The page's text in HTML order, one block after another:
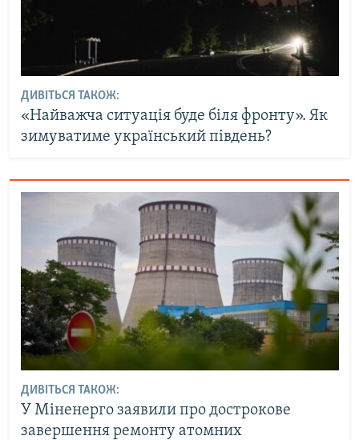
ДИВІТЬСЯ ТАКОЖ:
«Найважча ситуація буде біля фронту». Як
зимуватиме український південь?
ДИВІТЬСЯ ТАКОЖ:
У Міненерго заявили про дострокове
завершення ремонту атомних